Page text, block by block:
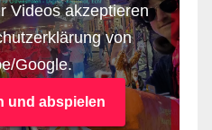
Videos akzeptieren
von
Google.
und abspielen